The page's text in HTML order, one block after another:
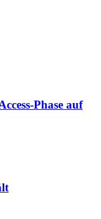
Phase auf